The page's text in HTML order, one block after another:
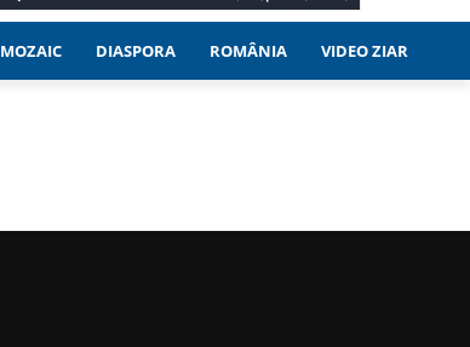
MOZAIC DIASPORA ROMÂNIA VIDEO ZIAR